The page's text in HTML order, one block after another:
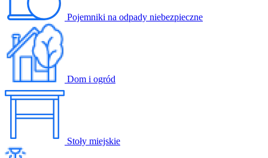
Pojemniki na odpady niebezpieczne
Dom i ogród
Stoły miejskie